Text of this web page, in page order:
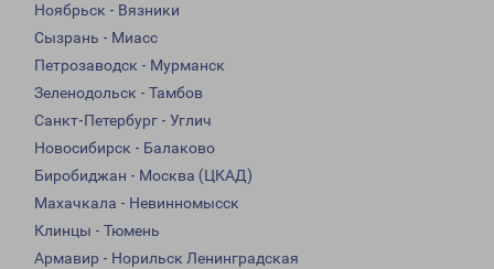
Ноябрьск - Вязники
Сызрань - Миасс
Петрозаводск - Мурманск
Зеленодольск - Тамбов
Санкт-Петербург - Углич
Новосибирск - Балаково
Биробиджан - Москва (ЦКАД)
Махачкала - Невинномысск
Клинцы - Тюмень
Армавир - Норильск Ленинградская